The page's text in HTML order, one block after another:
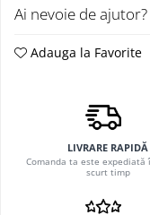
Ai nevoie de ajutor?
Adauga la Favorite
LIVRARE RAPIDĂ
Comanda ta este expediată
scurt timp